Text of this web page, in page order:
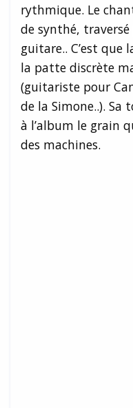
rythmique. Le
de synthé,
guitare.. C’est que
la patte discrète
(guitariste pour
de la Simone..).
à l’album le grain
des machines.